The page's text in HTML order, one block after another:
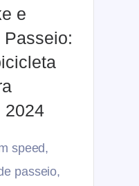
e
2024
speed,
passeio,